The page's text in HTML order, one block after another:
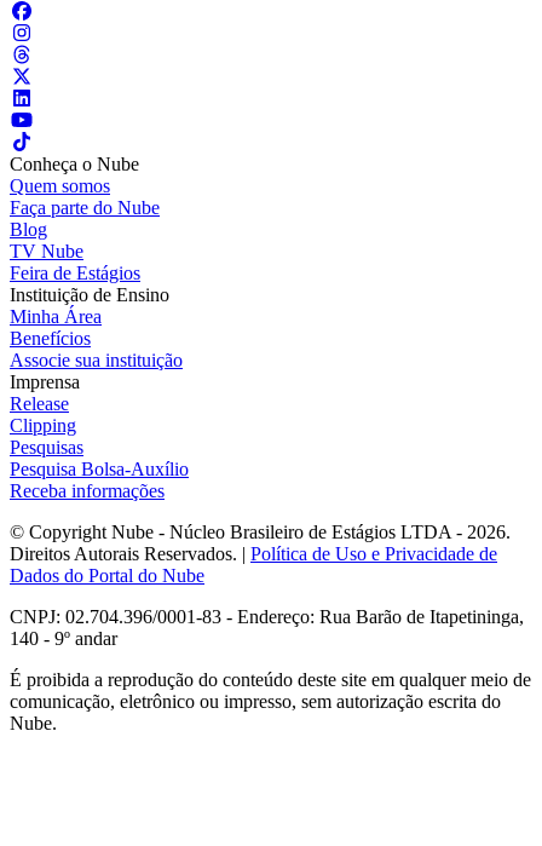
Conheça o Nube
Quem somos
Faça parte do Nube
Blog
TV Nube
Feira de Estágios
Instituição de Ensino
Minha Área
Benefícios
Associe sua instituição
Imprensa
Release
Clipping
Pesquisas
Pesquisa Bolsa-Auxílio
Receba informações
© Copyright Nube - Núcleo Brasileiro de Estágios LTDA - 2026.
Direitos Autorais Reservados. | Política de Uso e Privacidade de
Dados do Portal do Nube
CNPJ: 02.704.396/0001-83 - Endereço: Rua Barão de Itapetininga,
140 - 9º andar
É proibida a reprodução do conteúdo deste site em qualquer meio de
comunicação, eletrônico ou impresso, sem autorização escrita do
Nube.